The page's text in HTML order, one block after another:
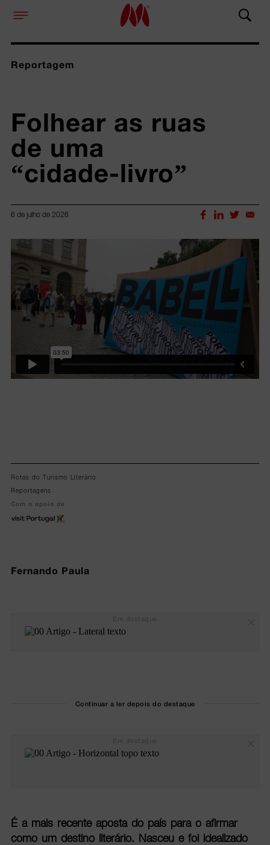
Reportagem
Folhear as ruas
de uma
“cidade-livro”
6 de julho de 2026
Lorem ipsum dolor sit amet, consectetur adipiscing elit.
Rotas do Turismo Literário
Reportagens
Com o apoio de
Fernando Paula
Continuar a ler depois do destaque
É a mais recente aposta do país para o afirmar
como um destino literário. Nasceu e foi idealizado